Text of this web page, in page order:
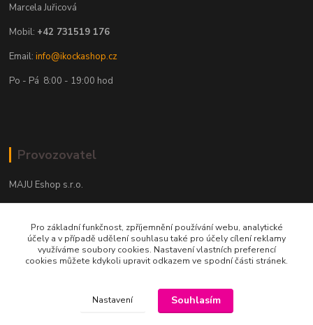
Marcela Juřicová
Mobil: +42 731519 176
Email:info@ikockashop.cz
Po - Pá 8:00 - 19:00 hod
Provozovatel
MAJU Eshop s.r.o.
702 00 Ostrava
IČ: 09674799
Pro základní funkčnost, zpříjemnění používání webu, analytické
účely a v případě udělení souhlasu také pro účely cílení reklamy
využíváme soubory cookies. Nastavení vlastních preferencí
cookies můžete kdykoli upravit odkazem ve spodní části stránek.
Nastavení Souhlasím